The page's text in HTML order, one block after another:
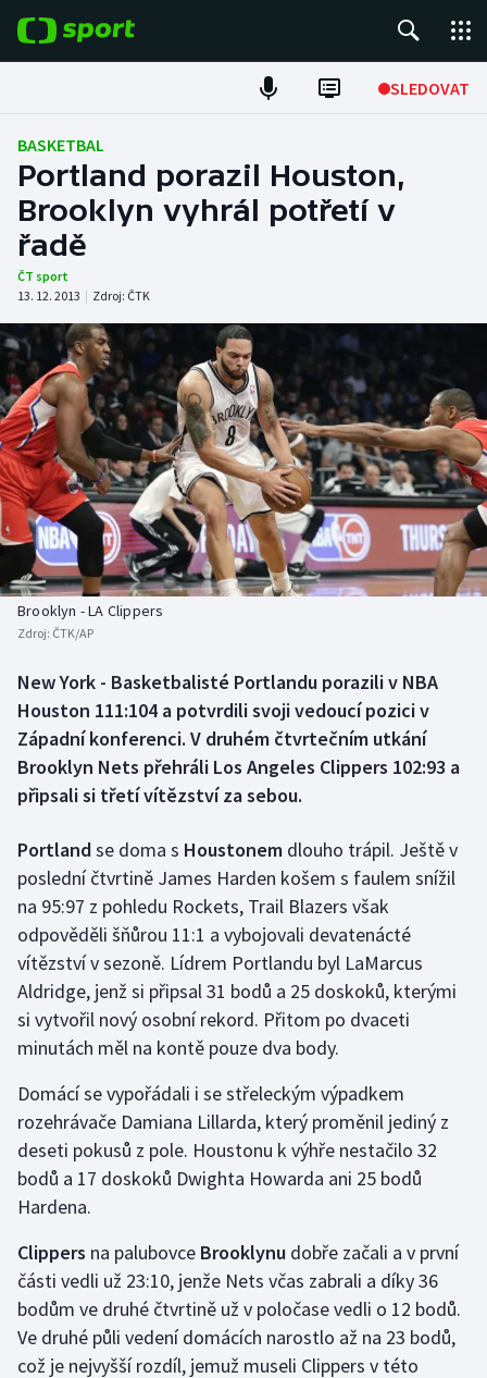
SLEDOVAT
Fotbal
Hokej
Tenis
Atletika
Cyklistika
DALŠÍ SPORTY
Americký fotbal
Baseball a softbal
Basketbal
Biatlon
Box
Curling
Florbal
Futsal
Golf
Gymnastika
Jezdectví
Judo
Lezení
Lyže a snowboard
NEPŘEHLÉDNĚTE
Soutěže
Historické návraty
Aplikace ČT sport
BASKETBAL
Portland porazil Houston,
Brooklyn vyhrál potřetí v
řadě
ČT sport
13. 12. 2013 | Zdroj: ČTK
Brooklyn - LA Clippers
Zdroj: ČTK/AP
New York - Basketbalisté Portlandu porazili v NBA
Houston 111:104 a potvrdili svoji vedoucí pozici v
Západní konferenci. V druhém čtvrtečním utkání
Brooklyn Nets přehráli Los Angeles Clippers 102:93 a
připsali si třetí vítězství za sebou.
Portlandse doma s Houstonem dlouho trápil. Ještě v
poslední čtvrtině James Harden košem s faulem snížil
na 95:97 z pohledu Rockets, Trail Blazers však
odpověděli šňůrou 11:1 a vybojovali devatenácté
vítězství v sezoně. Lídrem Portlandu byl LaMarcus
Aldridge, jenž si připsal 31 bodů a 25 doskoků, kterými
si vytvořil nový osobní rekord. Přitom po dvaceti
minutách měl na kontě pouze dva body.
Domácí se vypořádali i se střeleckým výpadkem
rozehrávače Damiana Lillarda, který proměnil jediný z
deseti pokusů z pole. Houstonu k výhře nestačilo 32
bodů a 17 doskoků Dwighta Howarda ani 25 bodů
Hardena.
Clippers na palubovce Brooklynu dobře začali a v první
části vedli už 23:10, jenže Nets včas zabrali a díky 36
bodům ve druhé čtvrtině už v poločase vedli o 12 bodů.
Ve druhé půli vedení domácích narostlo až na 23 bodů,
což je nejvyšší rozdíl, jemuž museli Clippers v této